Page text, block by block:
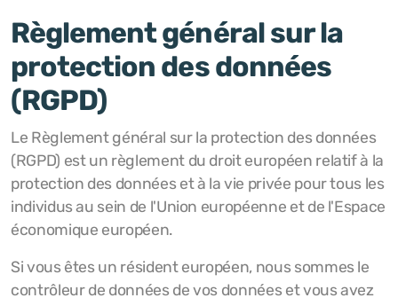
Règlement général sur la
protection des données
(RGPD)
Le Règlement général sur la protection des données
(RGPD) est un règlement du droit européen relatif à la
protection des données et à la vie privée pour tous les
individus au sein de l'Union européenne et de l'Espace
économique européen.
Si vous êtes un résident européen, nous sommes le
contrôleur de données de vos données et vous avez